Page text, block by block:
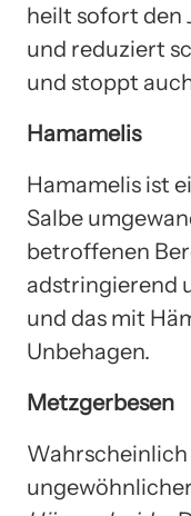
heilt sofort den
und reduziert
und stoppt
Hamamelis
Hamamelis ist
Salbe
betroffenen
adstringierend
und das mit
Unbehagen.
Metzgerbesen